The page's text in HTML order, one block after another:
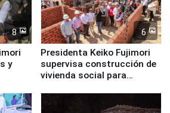
8
y
6
Presidenta Keiko Fujimori
supervisa construcción de
vivienda social para